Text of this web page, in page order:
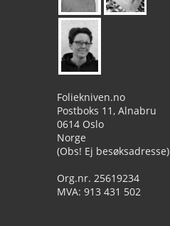
Foliekniven.no
Postboks 11, Alnabru
0614 Oslo
Norge
(Obs! Ej besøksadresse)
Org.nr. 25619234
MVA: 913 431 502